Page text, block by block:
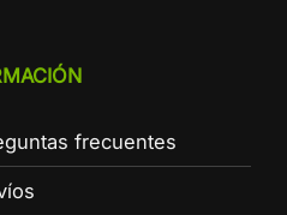
frecuentes